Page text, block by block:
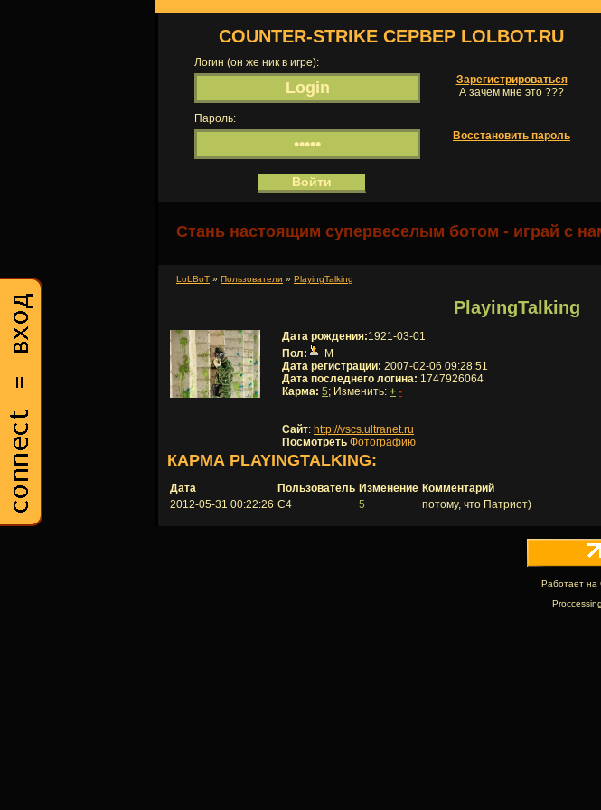
COUNTER-STRIKE СЕРВЕР LOLBOT.RU
Логин (он же ник в игре):
Зарегистрироваться
А зачем мне это ???
Пароль:
Восстановить пароль
Стань настоящим супервеселым ботом - играй с
LoLBoT » Пользователи » PlayingTalking
PlayingTalking
Дата рождения:1921-03-01
Пол:
М
Дата регистрации: 2007-02-06 09:28:51
Дата последнего логина: 1747926064
Карма: 5; Изменить: + -
Сайт: http://vscs.ultranet.ru
Посмотреть Фотографию
КАРМА PLAYINGTALKING:
Дата Пользователь Изменение Комментарий
2012-05-31 00:22:26 C4 5 потому, что Патриот)
Работает на